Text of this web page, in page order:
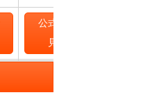
公式サイトで
見積もる